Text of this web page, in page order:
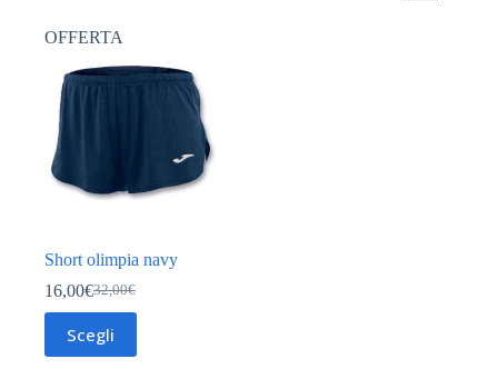
OFFERTA
Short olimpia navy
32,00€
Il
prezzo
originale
era:
16,00€Il
prezzo
attuale
è:
Scegli
Questo
prodotto
ha